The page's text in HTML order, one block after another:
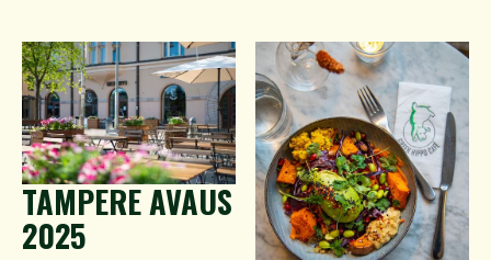
TAMPERE AVAUS
2025